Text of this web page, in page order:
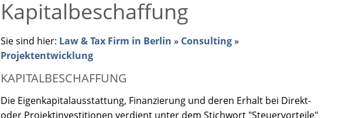
Kapitalbeschaffung
Sie sind hier: Law & Tax Firm in Berlin » Consulting»
Projektentwicklung
KAPITALBESCHAFFUNG
Die Eigenkapitalausstattung, Finanzierung und deren Erhalt bei Direkt-
oder Projektinvestitionen verdient unter dem Stichwort "Steuervorteile"